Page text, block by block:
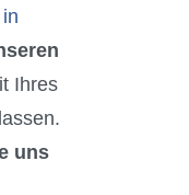
Ihres
uns